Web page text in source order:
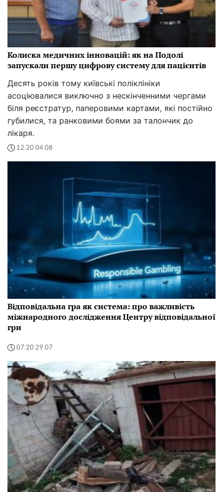
Колиска медичних інновацій: як на Подолі
запускали першу цифрову систему для пацієнтів
Десять років тому київські поліклініки
асоціювалися виключно з нескінченними чергами
біля реєстратур, паперовими картами, які постійно
губилися, та ранковими боями за талончик до
лікаря.
12:20 04.08
Відповідальна гра як система: про важливість
міжнародного дослідження Центру відповідальної
гри
07:20 29.07